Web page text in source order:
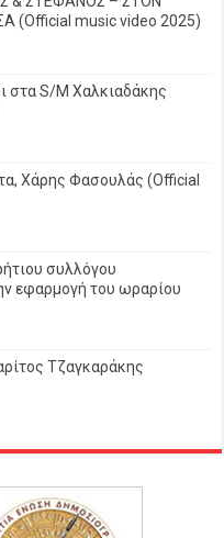
(Official music video 2025)
στα S/M Χαλκιαδάκης
Χάρης Φασουλάς (Official
συλλόγου
εφαρμογή του ωραρίου
Τζαγκαράκης